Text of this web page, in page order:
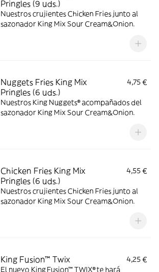
Pringles (9 uds.)
Nuestros crujientes Chicken Fries junto al
sazonador King Mix Sour Cream&Onion.
Nuggets Fries King Mix
Pringles (6 uds.)
4,75 €
Nuestros King Nuggets® acompañados del
sazonador King Mix Sour Cream&Onion.
Chicken Fries King Mix
Pringles (6 uds.)
4,55 €
Nuestros crujientes Chicken Fries junto al
sazonador King Mix Sour Cream&Onion.
King Fusion™ Twix
4,25 €
El nuevo King Fusion™ TWIX® te hará